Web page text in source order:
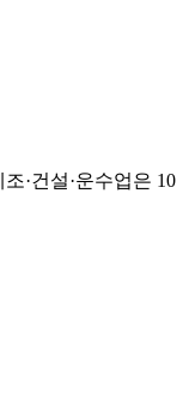
·건설·운수업은 10